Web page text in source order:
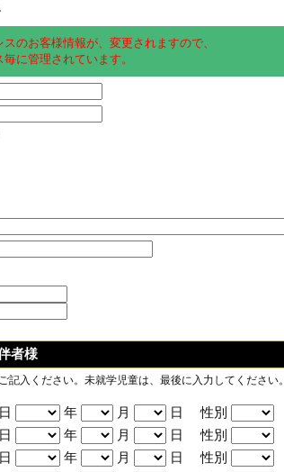
のお客様情報が、変更されますので、
に管理されています。
者様
入ください。未就学児童は、最後に入力してください。
年 月
日 性別
年 月
日 性別
年 月
日 性別